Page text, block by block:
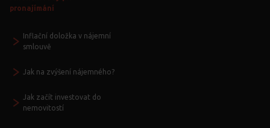
pronajímání
Inflační doložka v nájemní
smlouvě
Jak na zvýšení nájemného?
Jak začít investovat do
nemovitostí